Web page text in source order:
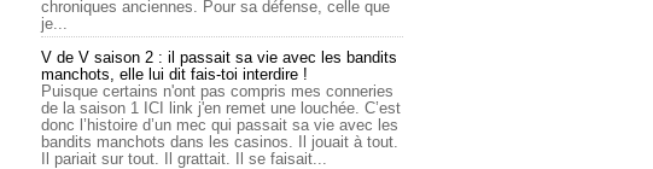
chroniques anciennes. Pour sa défense, celle que
je...
V de V saison 2 : il passait sa vie avec les bandits
manchots, elle lui dit fais-toi interdire !
Puisque certains n'ont pas compris mes conneries
de la saison 1 ICI link j'en remet une louchée. C’est
donc l’histoire d’un mec qui passait sa vie avec les
bandits manchots dans les casinos. Il jouait à tout.
Il pariait sur tout. Il grattait. Il se faisait...